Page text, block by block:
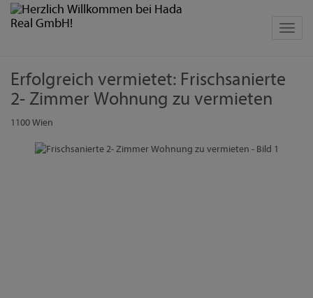
Erfolgreich vermietet: Frischsanierte
2- Zimmer Wohnung zu vermieten
1100 Wien